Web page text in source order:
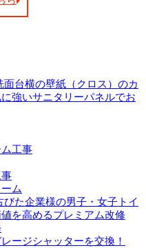
面台横の壁紙（クロス）のカ
強いサニタリーパネルでお
工事
ム
びた企業様の男子・女子トイ
を高めるプレミアム改修
ージシャッターを交換！